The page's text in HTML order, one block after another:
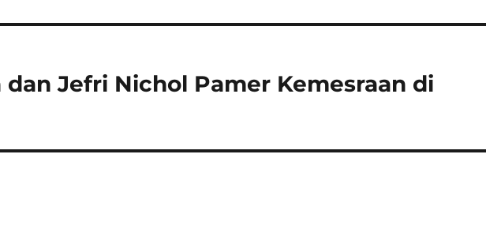
dan Jefri Nichol Pamer Kemesraan di